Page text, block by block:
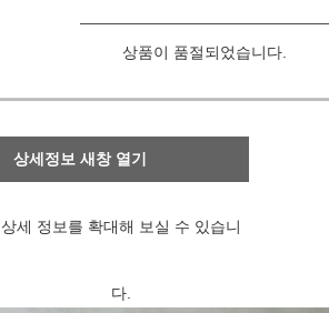
상품이 품절되었습니다.
상세정보 새창 열기
상세 정보를 확대해 보실 수 있습니
다.